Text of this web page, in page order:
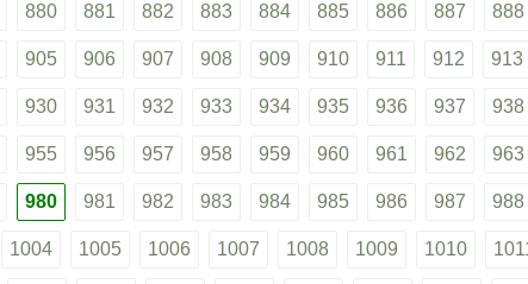
880 881 882 883 884 885 886 887 888
905 906 907 908 909 910 911 912 913
930 931 932 933 934 935 936 937 938
955 956 957 958 959 960 961 962 963
980 981 982 983 984 985 986 987 988
1004 1005 1006 1007 1008 1009 1010